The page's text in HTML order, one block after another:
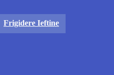
Frigidere Ieftine